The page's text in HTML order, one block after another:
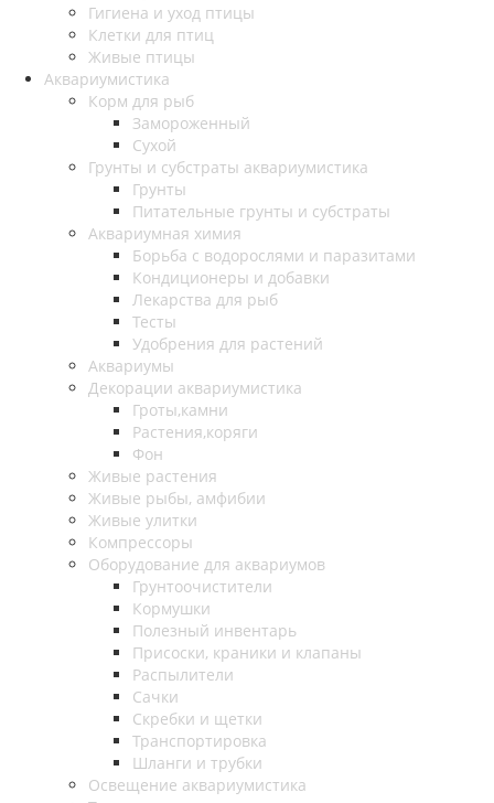
Гигиена и уход птицы
Клетки для птиц
Живые птицы
Аквариумистика
Корм для рыб
Замороженный
Сухой
Грунты и субстраты аквариумистика
Грунты
Питательные грунты и субстраты
Аквариумная химия
Борьба с водорослями и паразитами
Кондиционеры и добавки
Лекарства для рыб
Тесты
Удобрения для растений
Аквариумы
Декорации аквариумистика
Гроты,камни
Растения,коряги
Фон
Живые растения
Живые рыбы, амфибии
Живые улитки
Компрессоры
Оборудование для аквариумов
Грунтоочистители
Кормушки
Полезный инвентарь
Присоски, краники и клапаны
Распылители
Сачки
Скребки и щетки
Транспортировка
Шланги и трубки
Освещение аквариумистика